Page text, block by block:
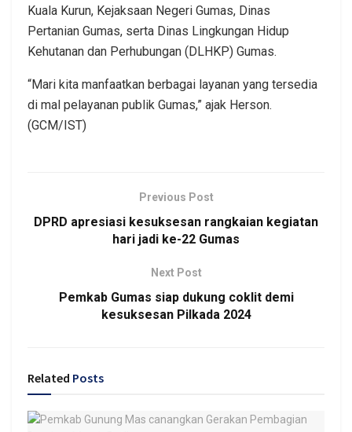
Kuala Kurun, Kejaksaan Negeri Gumas, Dinas
Pertanian Gumas, serta Dinas Lingkungan Hidup
Kehutanan dan Perhubungan (DLHKP) Gumas.
“Mari kita manfaatkan berbagai layanan yang tersedia
di mal pelayanan publik Gumas,” ajak Herson.
(GCM/IST)
Previous Post
DPRD apresiasi kesuksesan rangkaian kegiatan
hari jadi ke-22 Gumas
Next Post
Pemkab Gumas siap dukung coklit demi
kesuksesan Pilkada 2024
Related Posts